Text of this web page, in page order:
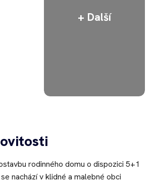
rodinného domu o dispozici 5+1
nachází v klidné a malebné obci